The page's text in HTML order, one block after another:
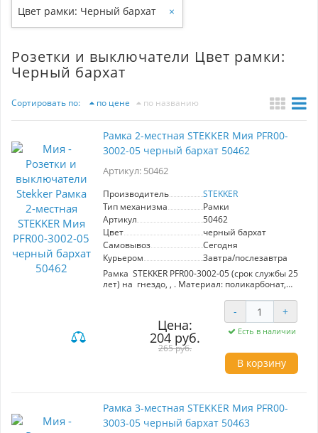
Цвет рамки: Черный бархат ×
Розетки и выключатели Цвет рамки:
Черный бархат
Сортировать по: по цене по названию
Рамка 2-местная STEKKER Мия PFR00-
3002-05 черный бархат 50462
Артикул: 50462
Производитель
STEKKER
Тип механизма
Рамки
Артикул
50462
Цвет
черный бархат
Самовывоз
Сегодня
Курьером
Завтра/послезавтра
Рамка STEKKER PFR00-3002-05 (срок службы 25
лет) на гнездо, , . Материал: поликарбонат,
Номинальное напряжение , номинальный ток
, диапазон рабочих температур ,
Цена:
204 руб.
265 руб.
- +
Есть в наличии
В корзину
Рамка 3-местная STEKKER Мия PFR00-
3003-05 черный бархат 50463